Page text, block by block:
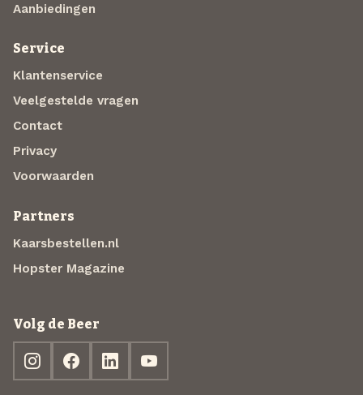
Aanbiedingen
Service
Klantenservice
Veelgestelde vragen
Contact
Privacy
Voorwaarden
Partners
Kaarsbestellen.nl
Hopster Magazine
Volg de Beer